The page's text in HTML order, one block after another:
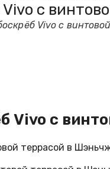
с
Vivo с
Vivo с
террасой в